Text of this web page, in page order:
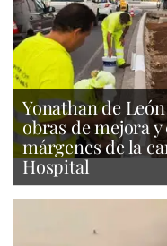
Yonathan de
obras de mejora
márgenes de la
Hospital